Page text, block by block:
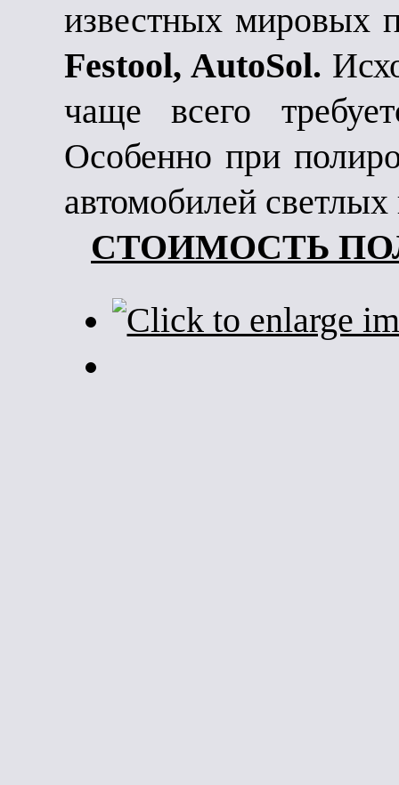
известных мировых
Festool, AutoSol.
чаще всего
Особенно при
автомобилей светлых
СТОИМОСТЬ